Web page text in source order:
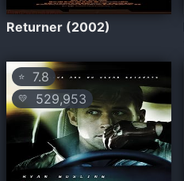
Returner (2002)
⭐ 7.8
💛 529,953